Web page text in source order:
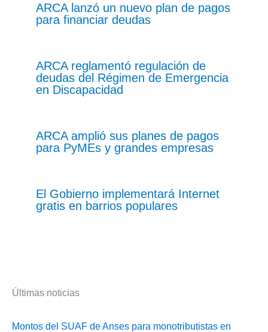
ARCA lanzó un nuevo plan de pagos
para financiar deudas
ARCA reglamentó regulación de
deudas del Régimen de Emergencia
en Discapacidad
ARCA amplió sus planes de pagos
para PyMEs y grandes empresas
El Gobierno implementará Internet
gratis en barrios populares
Últimas noticias
Montos del SUAF de Anses para monotributistas en